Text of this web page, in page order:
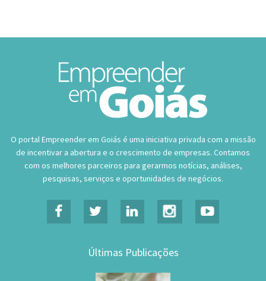
O portal Empreender em Goiás é uma iniciativa privada com a missão
de incentivar a abertura e o crescimento de empresas. Contamos
com os melhores parceiros para gerarmos notícias, análises,
pesquisas, serviços e oportunidades de negócios.
Últimas Publicações